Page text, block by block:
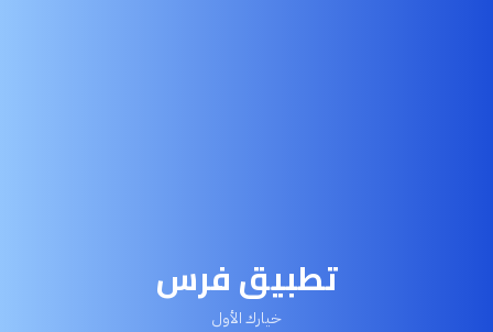
تطبيق فرس
خيارك الأول